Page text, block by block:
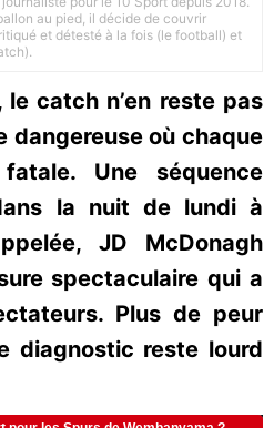
au pied, il décide de couvrir
et détesté à la fois (le football) et
le catch n’en reste pas
dangereuse où chaque
Une séquence
la nuit de lundi à
JD McDonagh
spectaculaire qui a
Plus de peur
diagnostic reste lourd